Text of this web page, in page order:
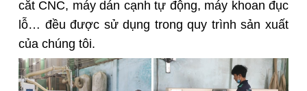
cắt CNC, máy dán cạnh tự động, máy khoan đục
lỗ… đều được sử dụng trong quy trình sản xuất
của chúng tôi.